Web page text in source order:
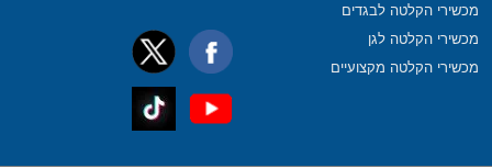
מכשירי הקלטה לבגדים
מכשירי הקלטה לגן
מכשירי הקלטה מקצועיים